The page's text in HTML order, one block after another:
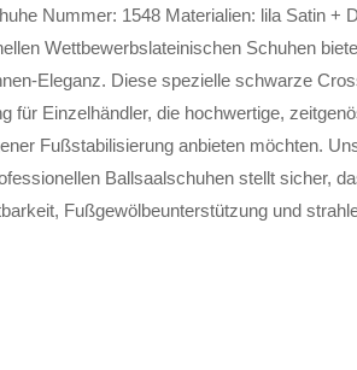
Nummer: 1548 Materialien: lila Satin +
Wettbewerbslateinischen Schuhen
Eleganz. Diese spezielle schwarze
für Einzelhändler, die hochwertige,
Fußstabilisierung anbieten möchten.
Ballsaalschuhen stellt sicher,
Fußgewölbeunterstützung und